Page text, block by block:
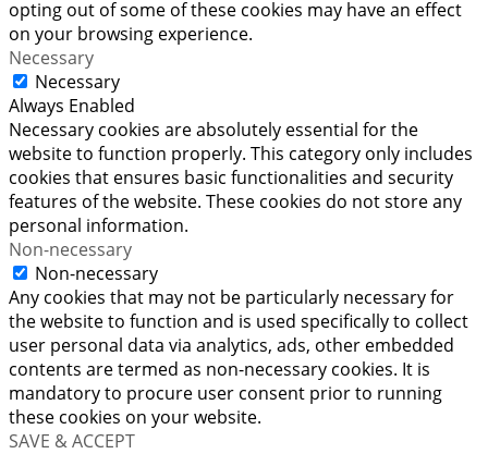
opting out of some of these cookies may have an effect
on your browsing experience.
Necessary
Necessary
Always Enabled
Necessary cookies are absolutely essential for the
website to function properly. This category only includes
cookies that ensures basic functionalities and security
features of the website. These cookies do not store any
personal information.
Non-necessary
Non-necessary
Any cookies that may not be particularly necessary for
the website to function and is used specifically to collect
user personal data via analytics, ads, other embedded
contents are termed as non-necessary cookies. It is
mandatory to procure user consent prior to running
these cookies on your website.
SAVE & ACCEPT